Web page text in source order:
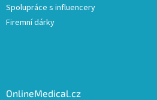
Spolupráce s influencery
Firemní dárky
OnlineMedical.cz